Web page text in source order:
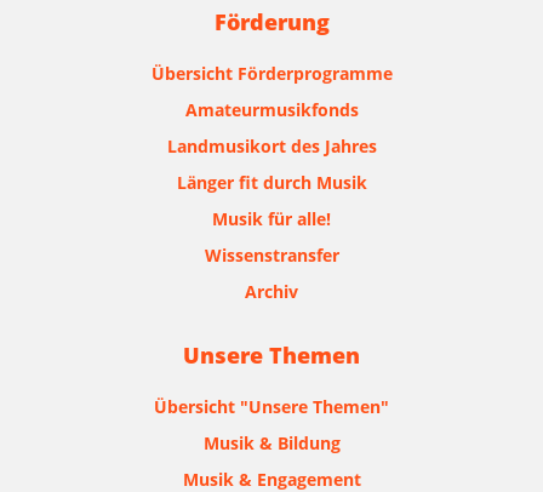
Förderung
Übersicht Förderprogramme
Amateurmusikfonds
Landmusikort des Jahres
Länger fit durch Musik
Musik für alle!
Wissenstransfer
Archiv
Unsere Themen
Übersicht "Unsere Themen"
Musik & Bildung
Musik & Engagement